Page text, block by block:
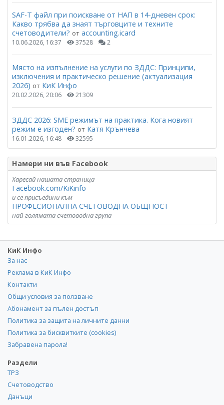
SAF-T файл при поискване от НАП в 14-дневен срок:
Какво трябва да знаят търговците и техните
счетоводители? от accounting.icard
10.06.2026, 16:37 37528 2
Място на изпълнение на услуги по ЗДДС: Принципи,
изключения и практическо решение (актуализация
2026) от КиК Инфо
20.02.2026, 20:06 21309
ЗДДС 2026: SME режимът на практика. Кога новият
режим е изгоден? от Катя Крънчева
16.01.2026, 16:48 32595
Намери ни във Facebook
Харесай нашата страница
Facebook.com/KiKinfo
и се присъедини към
ПРОФЕСИОНАЛНА СЧЕТОВОДНА ОБЩНОСТ
най-голямата счетоводна група
КиК Инфо
За нас
Реклама в КиК Инфо
Контакти
Общи условия за ползване
Абонамент за пълен достъп
Политика за защита на личните данни
Политика за бисквитките (cookies)
Забравена парола!
Раздели
ТРЗ
Счетоводство
Данъци